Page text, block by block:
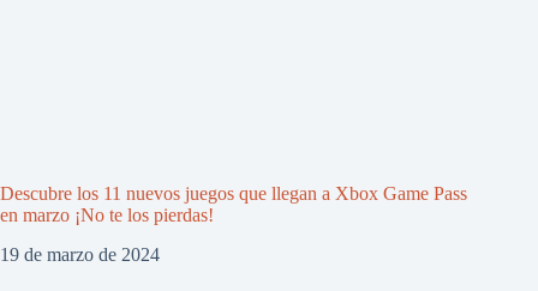
Descubre los 11 nuevos juegos que llegan a Xbox Game Pass
en marzo ¡No te los pierdas!
19 de marzo de 2024